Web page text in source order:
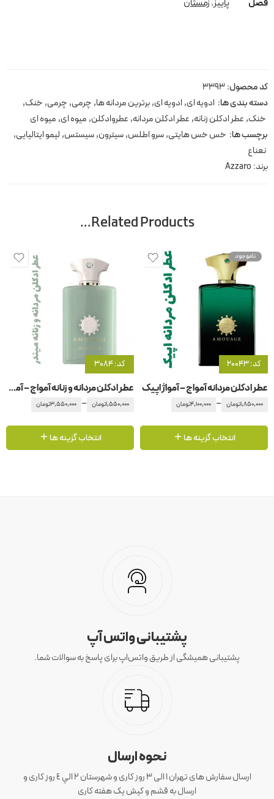
فصل پاییز,زمستان
کد محصول:3393
دسته بندی ها: ادویه ای, ادویه ای,برترین مردانه ها, چرمی, چرمی, خنک,
خنک, عطر ادکلن زنانه, عطر ادکلن مردانه, عطروادکلن, میوه ای, میوه ای
برچسب ها: خس خس هایتی,سرو اطلس,سیترون,سیستس, لیمو ایتالیایی,
نعناع
برند: Azzaro
Related Products…
ناموجود
کد: 20043
عطر ادکلن مردانه آمواج – آمواژ اپیک
1,850,000تومان –
4,100,000تومان
انتخاب گزینه ها
کد: 3084
عطر ادکلن مردانه و زنانه آمواج – آمواژ میندر
1,550,000تومان –
3,550,000تومان
انتخاب گزینه ها
پشتیبانی واتس آپ
پشتیبانی همیشگی از طریق واتس‌اپ برای پاسخ به سوالات شما.
نحوه ارسال
ارسال سفارش های تهران 1 الی 3 روز کاری و شهرستان ٢ الي ٤ روز کاری و
ارسال به قشم و کیش یک هفته کاری